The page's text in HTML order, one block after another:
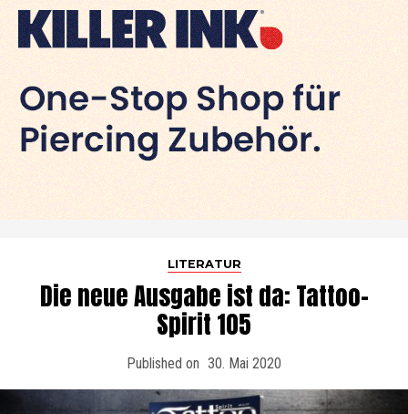
LITERATUR
Die neue Ausgabe ist da: Tattoo-
Spirit 105
Published on 30. Mai 2020